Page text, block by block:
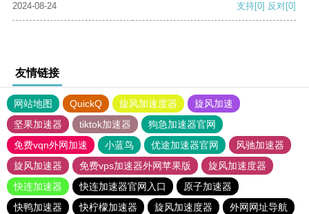
2024-08-24
支持[0] 反对[0]
友情链接
网站地图 QuickQ 旋风加速度器
旋风加速
坚果加速器
tiktok加速器
狗急加速器官网
免费vqn外网加速
小蓝鸟 优途加速器官网
风驰加速器
旋风加速器
免费vps加速器外网苹果版
旋风加速度器
快连加速器
快连加速器官网入口
原子加速器
快鸭加速器
快柠檬加速器 旋风加速度器
外网网址导航